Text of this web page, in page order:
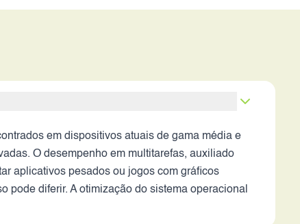
em dispositivos atuais de gama média e
O desempenho em multitarefas, auxiliado
aplicativos pesados ou jogos com gráficos
pode diferir. A otimização do sistema operacional